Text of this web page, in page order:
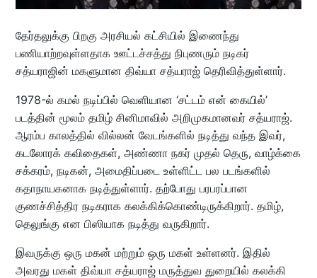
தேர்தலுக்கு பிறகு அரசியல் கட்சியில் இணைந்து
பணியாற்றவுள்ளதாக ஊட்டச்சத்து நிபுணரும் நடிகர்
சத்யராஜின் மகளுமான திவ்யா சத்யராஜ் தெரிவித்துள்ளார்.
1978-ல் கமல் நடிப்பில் வெளியான ‘சட்டம் என் கையில்’
படத்தின் மூலம் தமிழ் சினிமாவில் அறிமுகமானவர் சத்யராஜ்.
ஆரம்ப காலத்தில் வில்லன் வேடங்களில் நடித்து வந்த இவர்,
கடலோரக் கவிதைகள், அண்ணா நகர் முதல் தெரு, வாழ்க்கை
சக்கரம், நடிகன், அமைதிப்படை உள்ளிட்ட பல படங்களில்
கதாநாயகனாக நடித்துள்ளார். தற்போது பரபரப்பான
குணச்சித்திர நடிகராக கலக்கிக்கொண்டிருக்கிறார். தமிழ்,
தெலுங்கு என பிஸியாக நடித்து வருகிறார்.
இவருக்கு ஒரு மகன் மற்றும் ஒரு மகள் உள்ளனர். இதில்
அவரது மகள் திவ்யா சத்யராஜ் மருத்துவ துறையில் கலக்கி